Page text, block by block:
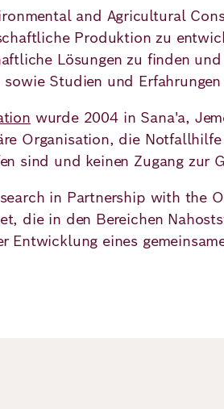
and Agricultural
Produktion zu
Lösungen zu finden
sowie Studien und
wurde 2004 in Sana'a,
Organisation, die
sind und keinen Zugang zur
in Partnership with the
die in den Bereichen
Entwicklung eines